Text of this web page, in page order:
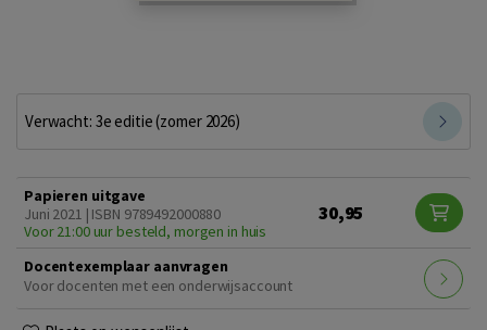
Verwacht: 3e editie (zomer 2026)
Papieren uitgave
Juni 2021 | ISBN 9789492000880
Voor 21:00 uur besteld, morgen in huis
30,95
Docentexemplaar aanvragen
Voor docenten met een onderwijsaccount